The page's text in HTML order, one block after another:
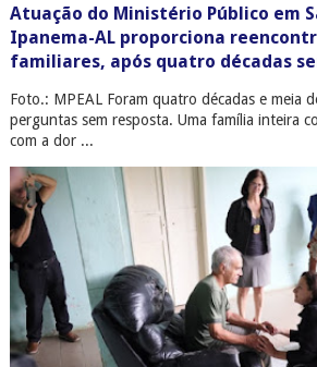
Atuação do Ministério Público em
Ipanema-AL proporciona
familiares, após quatro décadas
Foto.: MPEAL Foram quatro décadas e meia
perguntas sem resposta. Uma família inteira
com a dor ...